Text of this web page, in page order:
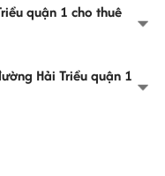
quận 1 cho thuê
Hải Triều quận 1